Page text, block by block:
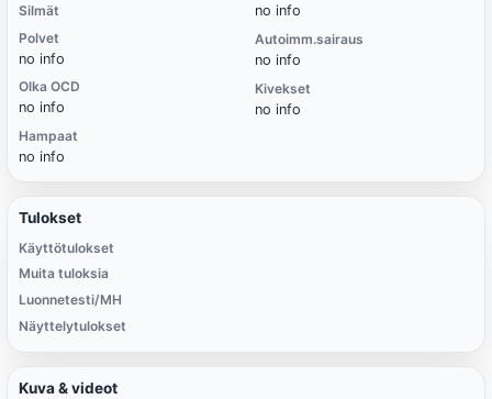
Silmät
Polvet
no info
Olka OCD
no info
Hampaat
no info
no info
Autoimm.sairaus
no info
Kivekset
no info
Tulokset
Käyttötulokset
Muita tuloksia
Luonnetesti/MH
Näyttelytulokset
Kuva & videot